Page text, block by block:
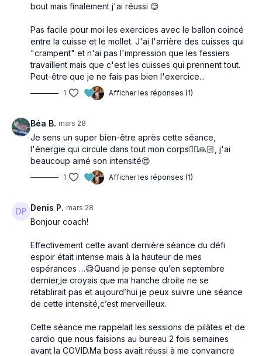
bout mais finalement j'ai réussi 😊
Pas facile pour moi les exercices avec le ballon coincé
entre la cuisse et le mollet. J'ai l'arrière des cuisses qui
"crampent" et n'ai pas l'impression que les fessiers
travaillent mais que c'est les cuisses qui prennent tout.
Peut-être que je ne fais pas bien l'exercice...
1 Afficher les réponses (1)
Béa B. mars 28
Je sens un super bien-être après cette séance,
l'énergie qui circule dans tout mon corps🧘‍♀️🙏🏻, j'ai
beaucoup aimé son intensité😍
1 Afficher les réponses (1)
Denis P. mars 28
Bonjour coach!
Effectivement cette avant dernière séance du défi
espoir était intense mais à la hauteur de mes
espérances …😅Quand je pense qu’en septembre
dernier,je croyais que ma hanche droite ne se
rétablirait pas et aujourd’hui je peux suivre une séance
de cette intensité,c’est merveilleux.
Cette séance me rappelait les sessions de pilâtes et de
cardio que nous faisions au bureau 2 fois semaines
avant la COVID.Ma boss avait réussi à me convaincre